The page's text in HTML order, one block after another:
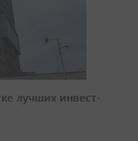
лучших инвест-